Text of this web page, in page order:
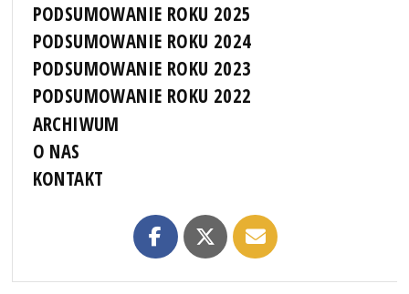
PODSUMOWANIE ROKU 2025
PODSUMOWANIE ROKU 2024
PODSUMOWANIE ROKU 2023
PODSUMOWANIE ROKU 2022
ARCHIWUM
O NAS
KONTAKT